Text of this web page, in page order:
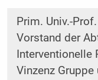
Prim. Univ.-
Vorstand der
Vinzenz